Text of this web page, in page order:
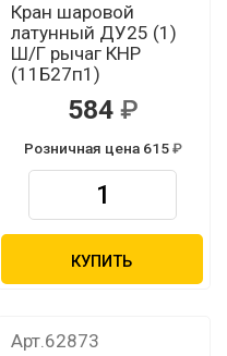
Кран шаровой
латунный ДУ25 (1)
Ш/Г рычаг КНР
(11Б27п1)
584
Розничная цена 615
КУПИТЬ
Арт.62873